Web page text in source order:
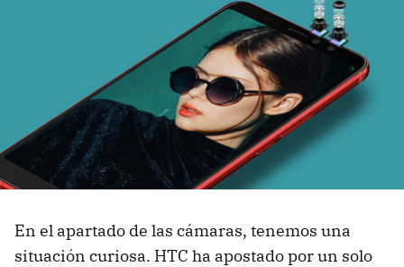
En el apartado de las cámaras, tenemos una
situación curiosa. HTC ha apostado por un solo